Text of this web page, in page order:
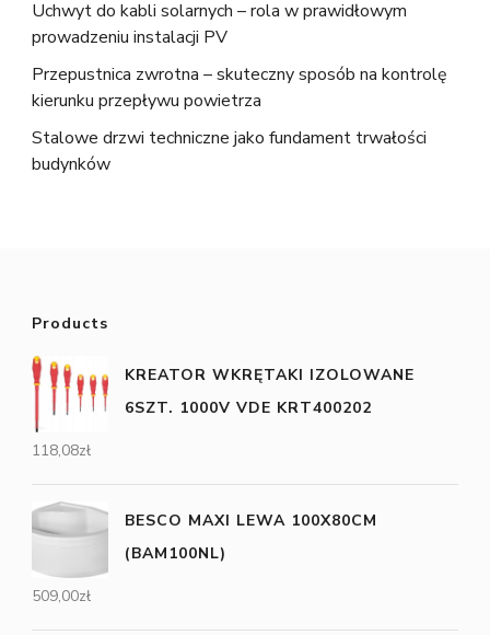
Uchwyt do kabli solarnych – rola w prawidłowym
prowadzeniu instalacji PV
Przepustnica zwrotna – skuteczny sposób na kontrolę
kierunku przepływu powietrza
Stalowe drzwi techniczne jako fundament trwałości
budynków
Products
KREATOR WKRĘTAKI IZOLOWANE
6SZT. 1000V VDE KRT400202
118,08zł
BESCO MAXI LEWA 100X80CM
(BAM100NL)
509,00zł